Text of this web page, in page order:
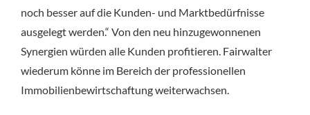
noch besser auf die Kunden- und Marktbedürfnisse
ausgelegt werden.“ Von den neu hinzugewonnenen
Synergien würden alle Kunden profitieren. Fairwalter
wiederum könne im Bereich der professionellen
Immobilienbewirtschaftung weiterwachsen.